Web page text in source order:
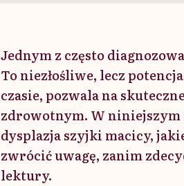
Jednym z często
To niezłośliwe, lecz
czasie, pozwala na
zdrowotnym. W
dysplazja szyjki macicy,
zwrócić uwagę, zanim
lektury.